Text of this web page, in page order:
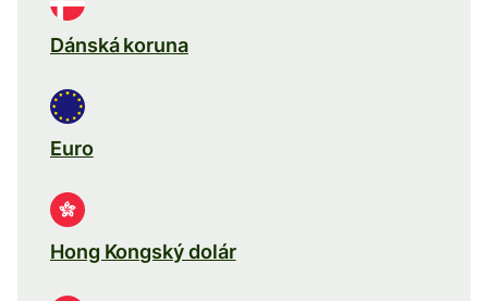
Dánská koruna
Euro
Hong Kongský dolár